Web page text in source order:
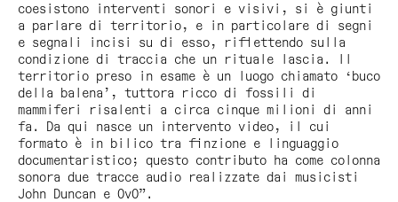
coesistono interventi sonori e visivi, si è giunti
a parlare di territorio, e in particolare di segni
e segnali incisi su di esso, riflettendo sulla
condizione di traccia che un rituale lascia. Il
territorio preso in esame è un luogo chiamato ‘buco
della balena’, tuttora ricco di fossili di
mammiferi risalenti a circa cinque milioni di anni
fa. Da qui nasce un intervento video, il cui
formato è in bilico tra finzione e linguaggio
documentaristico; questo contributo ha come colonna
sonora due tracce audio realizzate dai musicisti
John Duncan e OvO”.